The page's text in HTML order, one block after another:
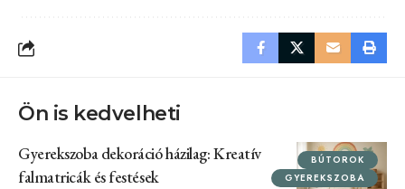
Ön is kedvelheti
BÚTOROK
GYEREKSZOBA
Gyerekszoba dekoráció házilag: Kreatív
falmatricák és festések